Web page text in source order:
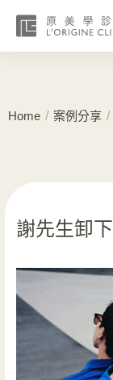
Home / 案例分享 /
謝先生卸